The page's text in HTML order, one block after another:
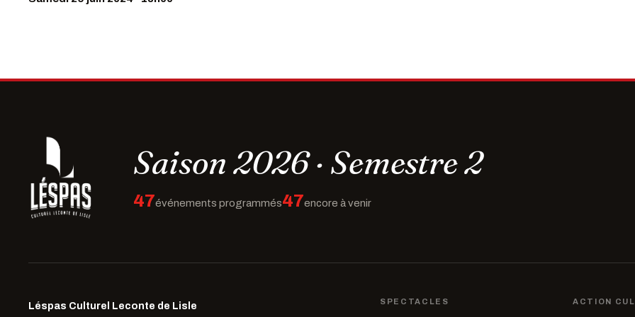
Saison 2026 · Semestre 2
47événements programmés47encore à venir
Léspas Culturel Leconte de Lisle SPECTACLES ACTION